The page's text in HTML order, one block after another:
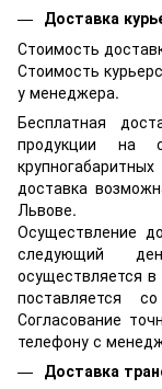
Доставка
Стоимость
Стоимость
у менеджера.
Бесплатная
продукции на
доставка
Львове.
Осуществление
следующий
осуществляется
поставляется
Согласование
телефону с
Доставка